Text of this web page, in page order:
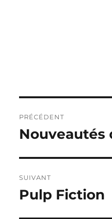
PRÉCÉDENT
Nouveautés
SUIVANT
Pulp Fiction